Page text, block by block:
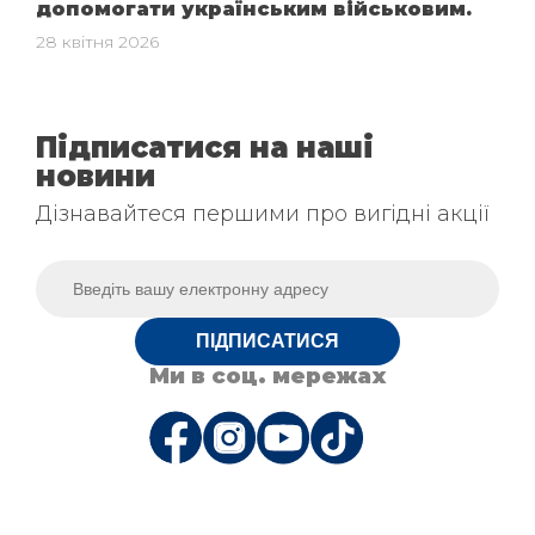
допомогати українським військовим.
28 квітня 2026
Підписатися на наші
новини
Дізнавайтеся першими про вигідні акції
ПІДПИСАТИСЯ
Ми в соц. мережах